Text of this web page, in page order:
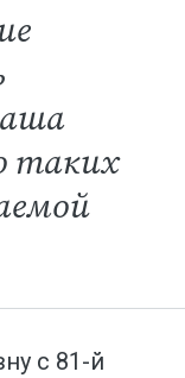
таких
с 81-й